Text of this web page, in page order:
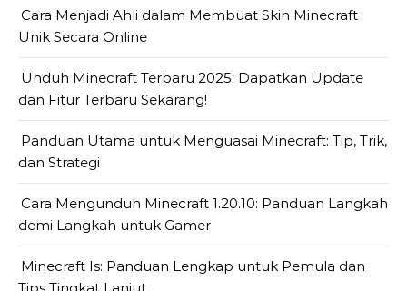
Cara Menjadi Ahli dalam Membuat Skin Minecraft
Unik Secara Online
Unduh Minecraft Terbaru 2025: Dapatkan Update
dan Fitur Terbaru Sekarang!
Panduan Utama untuk Menguasai Minecraft: Tip, Trik,
dan Strategi
Cara Mengunduh Minecraft 1.20.10: Panduan Langkah
demi Langkah untuk Gamer
Minecraft Is: Panduan Lengkap untuk Pemula dan